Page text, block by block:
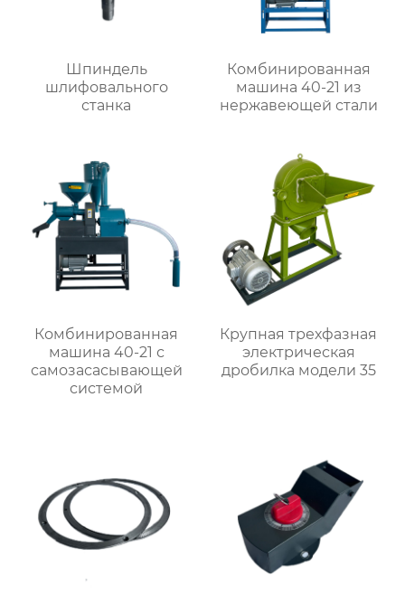
Шпиндель
шлифовального
станка
Комбинированная
машина 40-21 из
нержавеющей стали
Комбинированная
машина 40-21 с
самозасасывающей
системой
Крупная трехфазная
электрическая
дробилка модели 35